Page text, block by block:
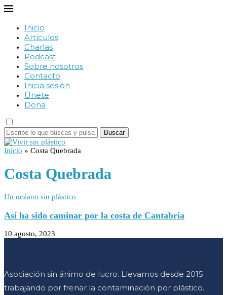
Inicio
Artículos
Charlas
Podcast
Sobre nosotros
Contacto
Inicia sesión
Únete
Dona
Buscar
Inicio » Costa Quebrada
Costa Quebrada
Un océano sin plástico
Así ha sido caminar por la costa de Cantabría
10 agosto, 2023
Asociación sin ánimo de lucro. Llevamos desde 2015
trabajando por frenar la contaminación por plástico.